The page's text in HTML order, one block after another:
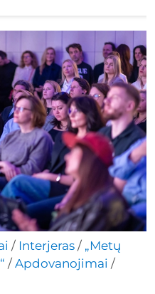
/ Interjeras / „Metų
/ Apdovanojimai /